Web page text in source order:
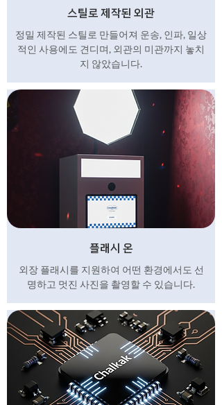
스틸로 제작된 외관
정밀 제작된 스틸로 만들어져 운송, 인파, 일상
적인 사용에도 견디며, 외관의 미관까지 놓치
지 않았습니다.
플래시 온
외장 플래시를 지원하여 어떤 환경에서도 선
명하고 멋진 사진을 촬영할 수 있습니다.